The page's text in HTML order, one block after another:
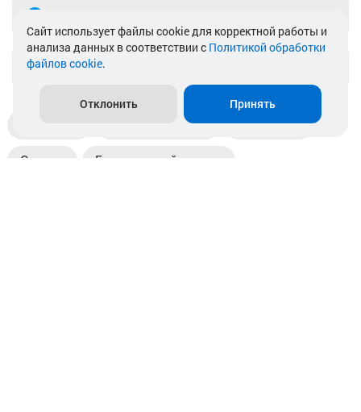
info@akkamulik.by
Пункты выдачи Магазины
Оплата Безналичный расчет
Cайт использует файлы cookie для корректной работы и
анализа данных в соответствии с Политикой обработки
файлов cookie.
Отклонить Принять